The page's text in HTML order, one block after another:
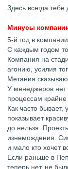
Здесь всегда
Минусы
5-й год в
С каждым годом
Компания на
агонию, усилия
Метания
У менеджеров нет
процессам крайне
Как часто бывает,
показывает
до нельзя.
изнемождения.
и мало кто хочет
Если раньше в
теперь нет, не